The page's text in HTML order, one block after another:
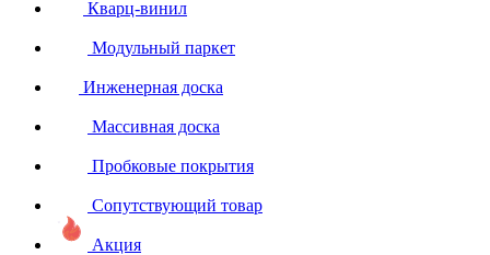
Кварц-винил
Модульный паркет
Инженерная доска
Массивная доска
Пробковые покрытия
Сопутствующий товар
Акция